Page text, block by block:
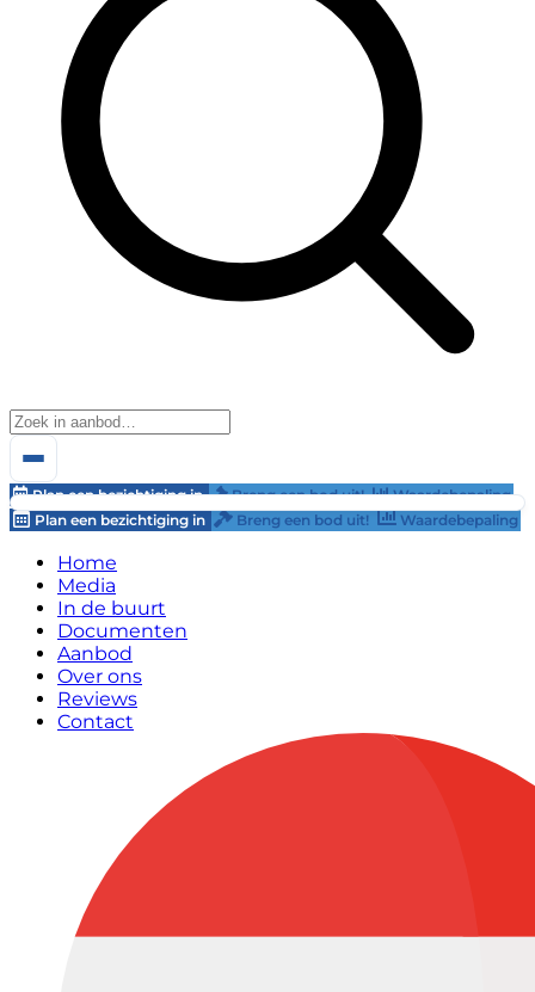
Plan een bezichtiging in Breng een bod uit!
Waardebepaling
Plan een bezichtiging in
Breng een bod uit! Waardebepaling
Home
Media
In de buurt
Documenten
Aanbod
Over ons
Reviews
Contact